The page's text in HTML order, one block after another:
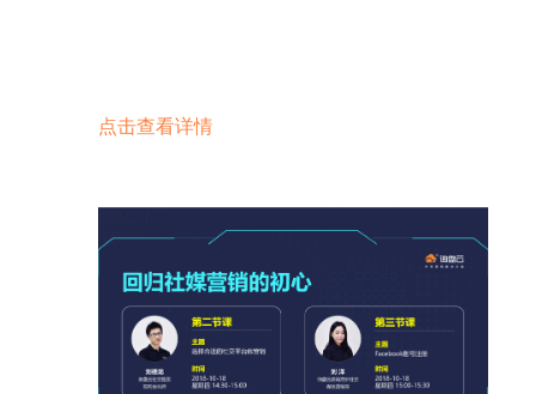
点击查看详情